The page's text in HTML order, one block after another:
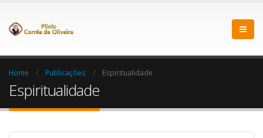
Home Publicações Espiritualidade
Espiritualidade